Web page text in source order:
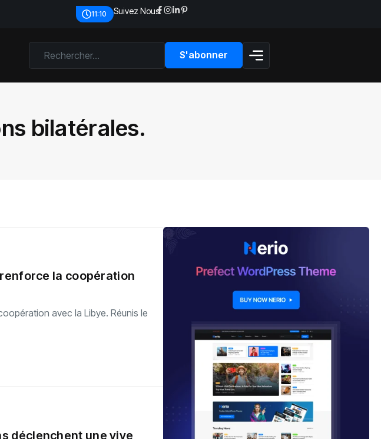
11:10 Suivez Nous:
S'abonner
bilatérales.
la coopération
avec la Libye. Réunis le
déclenchent une vive